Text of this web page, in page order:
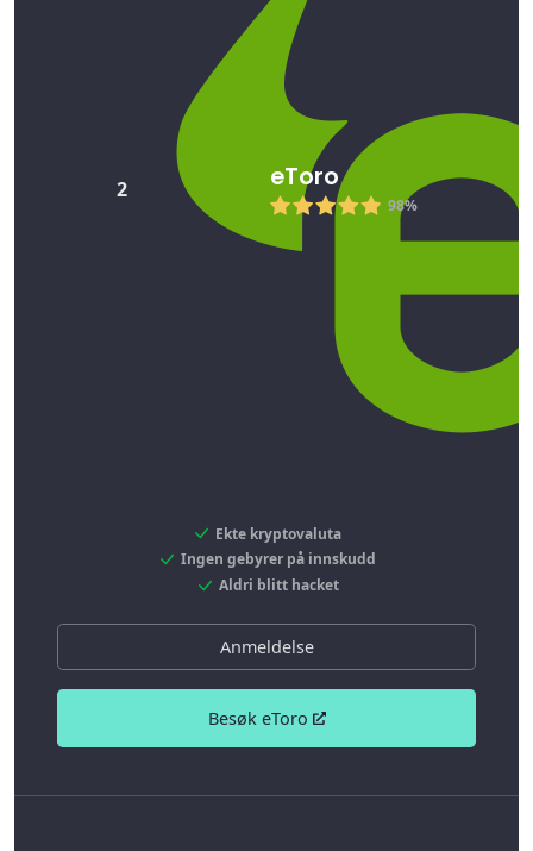
2 eToro
98%
Ekte kryptovaluta
Ingen gebyrer på innskudd
Aldri blitt hacket
Anmeldelse
Besøk eToro